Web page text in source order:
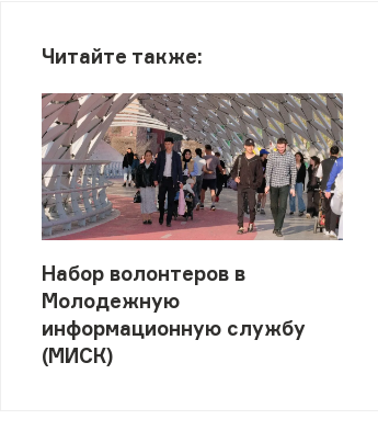
Читайте также:
Набор волонтеров в
Молодежную
информационную службу
(МИСК)